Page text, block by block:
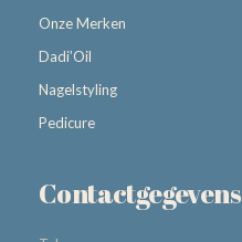
Onze Merken
Dadi’Oil
Nagelstyling
Pedicure
Contactgegevens